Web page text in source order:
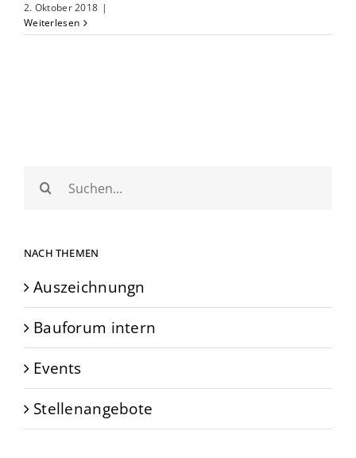
2. Oktober 2018 |
Weiterlesen
Suche
nach:
NACH THEMEN
Auszeichnungn
Bauforum intern
Events
Stellenangebote